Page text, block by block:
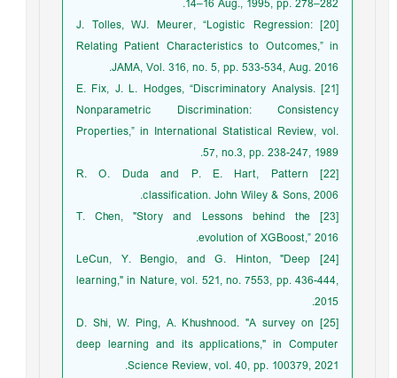
14–16 Aug., 1995, pp. 278–282.
[20] J. Tolles, WJ. Meurer, “Logistic Regression:
Relating Patient Characteristics to Outcomes,” in
JAMA, Vol. 316, no. 5, pp. 533-534, Aug. 2016.
[21] E. Fix, J. L. Hodges, “Discriminatory Analysis.
Nonparametric Discrimination: Consistency
Properties,” in International Statistical Review, vol.
57, no.3, pp. 238-247, 1989.
[22] R. O. Duda and P. E. Hart, Pattern
classification. John Wiley & Sons, 2006.
[23] T. Chen, "Story and Lessons behind the
evolution of XGBoost,” 2016.
[24] LeCun, Y. Bengio, and G. Hinton, "Deep
learning," in Nature, vol. 521, no. 7553, pp. 436-444,
2015.
[25] D. Shi, W. Ping, A. Khushnood. "A survey on
deep learning and its applications," in Computer
Science Review, vol. 40, pp. 100379, 2021.